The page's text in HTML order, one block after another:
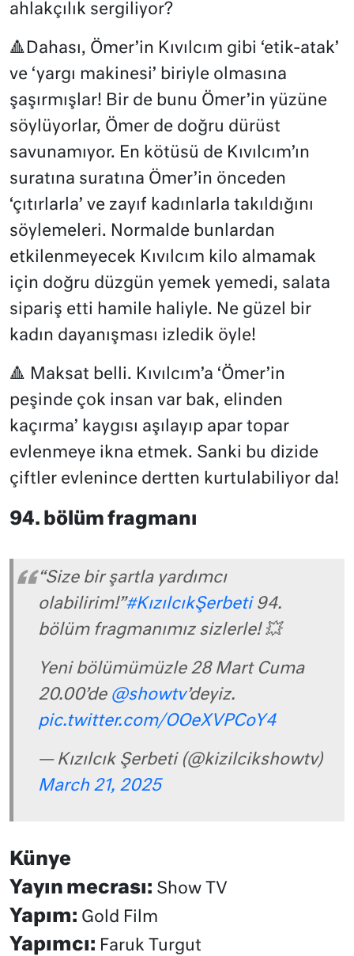
ahlakçılık sergiliyor?
🔺Dahası, Ömer’in Kıvılcım gibi ‘etik-atak’
ve ‘yargı makinesi’ biriyle olmasına
şaşırmışlar! Bir de bunu Ömer’in yüzüne
söylüyorlar, Ömer de doğru dürüst
savunamıyor. En kötüsü de Kıvılcım’ın
suratına suratına Ömer’in önceden
‘çıtırlarla’ ve zayıf kadınlarla takıldığını
söylemeleri. Normalde bunlardan
etkilenmeyecek Kıvılcım kilo almamak
için doğru düzgün yemek yemedi, salata
sipariş etti hamile haliyle. Ne güzel bir
kadın dayanışması izledik öyle!
🔺 Maksat belli. Kıvılcım’a ‘Ömer’in
peşinde çok insan var bak, elinden
kaçırma’ kaygısı aşılayıp apar topar
evlenmeye ikna etmek. Sanki bu dizide
çiftler evlenince dertten kurtulabiliyor da!
94. bölüm fragmanı
“Size bir şartla yardımcı
olabilirim!”#KızılcıkŞerbeti94.
bölüm fragmanımız sizlerle! 💥
Yeni bölümümüzle 28 Mart Cuma
20.00’de @showtv’deyiz.
pic.twitter.com/OOeXVPCoY4
— Kızılcık Şerbeti (@kizilcikshowtv)
March 21, 2025
Künye
Yayın mecrası: Show TV
Yapım: Gold Film
Yapımcı: Faruk Turgut